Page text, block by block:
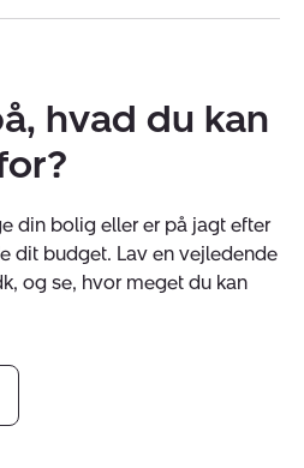
hvad du kan
din bolig eller er på jagt efter
dit budget. Lav en vejledende
og se, hvor meget du kan